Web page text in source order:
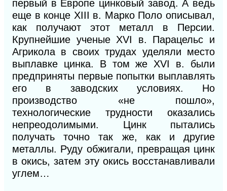
первый в Европе цинковый завод. А ведь
еще в конце XIII в. Марко Поло описывал,
как получают этот металл в Персии.
Крупнейшие ученые XVI в. Парацельс и
Агрикола в своих трудах уделяли место
выплавке цинка. В том же XVI в. были
предприняты первые попытки выплавлять
его в заводских условиях. Но
производство «не пошло»,
технологические трудности оказались
непреодолимыми. Цинк пытались
получать точно так же, как и другие
металлы. Руду обжигали, превращая цинк
в окись, затем эту окись восстанавливали
углем…